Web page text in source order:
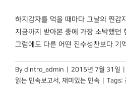
하지감자를 먹을 때마다 그날의 찐감
지금까지 받아본 중에 가장 소박했던
그럼에도 다른 어떤 진수성찬보다 기
By dintro_admin 2015년 7월 31일
읽는 민속보고서 재미있는 민속 Tags: